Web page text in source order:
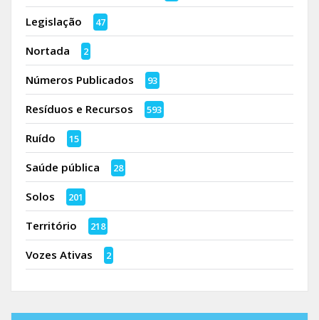
Legislação 47
Nortada 2
Números Publicados 93
Resíduos e Recursos 593
Ruído 15
Saúde pública 28
Solos 201
Território 218
Vozes Ativas 2